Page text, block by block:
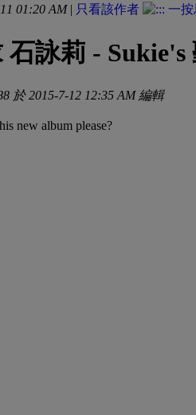
01:20 AM| 只看該作者
石詠莉 -
於 2015-7-12 12:35 AM 編輯
new album please?